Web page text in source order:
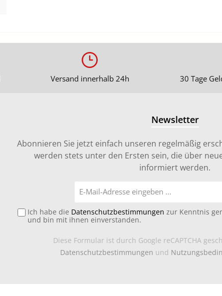
Versand innerhalb 24h 30 Tage
Newsletter
Abonnieren Sie jetzt einfach unseren regelmäßig
werden stets unter den Ersten sein, die über
informiert werden.
Mail-
Ich habe die Datenschutzbestimmungen zur Kenntnis
und bin mit ihnen einverstanden.
Diese Formular ist durch Google reCAPTCHA
Datenschutzbestimmungen und